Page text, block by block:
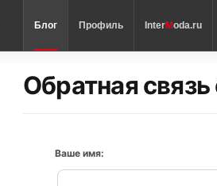
Блог Профиль InterModa.ru
Обратная
Ваше имя: